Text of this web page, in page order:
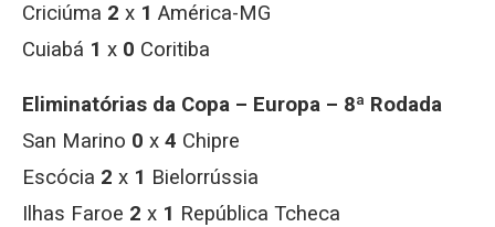
Criciúma 2 x 1 América-MG
Cuiabá 1 x 0 Coritiba
Eliminatórias da Copa – Europa – 8ª Rodada
San Marino 0 x 4 Chipre
Escócia 2 x 1 Bielorrússia
Ilhas Faroe 2 x 1 República Tcheca